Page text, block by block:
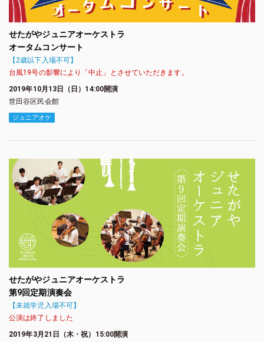
せたがやジュニアオーケストラ
オータムコンサート
【2歳以下入場不可】
台風19号の影響により「中止」とさせていただきます。
2019年10月13日（日）14:00開演
世田谷区民会館
ジュニアオケ
せたがやジュニアオーケストラ
第9回定期演奏会
【未就学児入場不可】
公演は終了しました
2019年3月21日（木・祝）15:00開演